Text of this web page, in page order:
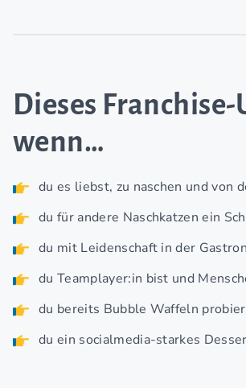
Dieses
wenn…
du es liebst, zu naschen und von
du für andere Naschkatzen ein
du mit Leidenschaft in der
du Teamplayer:in bist und
du bereits Bubble Waffeln
du ein socialmedia-starkes